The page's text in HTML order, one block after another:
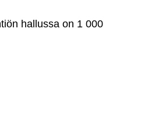
hallussa on 1 000